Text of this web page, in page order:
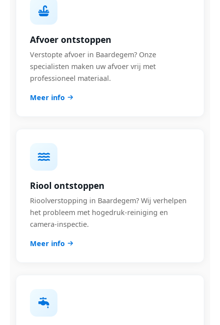
Afvoer ontstoppen
Verstopte afvoer in Baardegem? Onze
specialisten maken uw afvoer vrij met
professioneel materiaal.
Meer info
Riool ontstoppen
Rioolverstopping in Baardegem? Wij verhelpen
het probleem met hogedruk-reiniging en
camera-inspectie.
Meer info